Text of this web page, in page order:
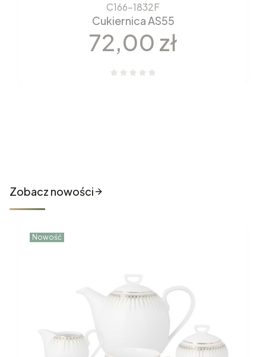
C166-1832F
Cukiernica AS55
Cena
72,00 zł
Zobacz nowości
Nowość